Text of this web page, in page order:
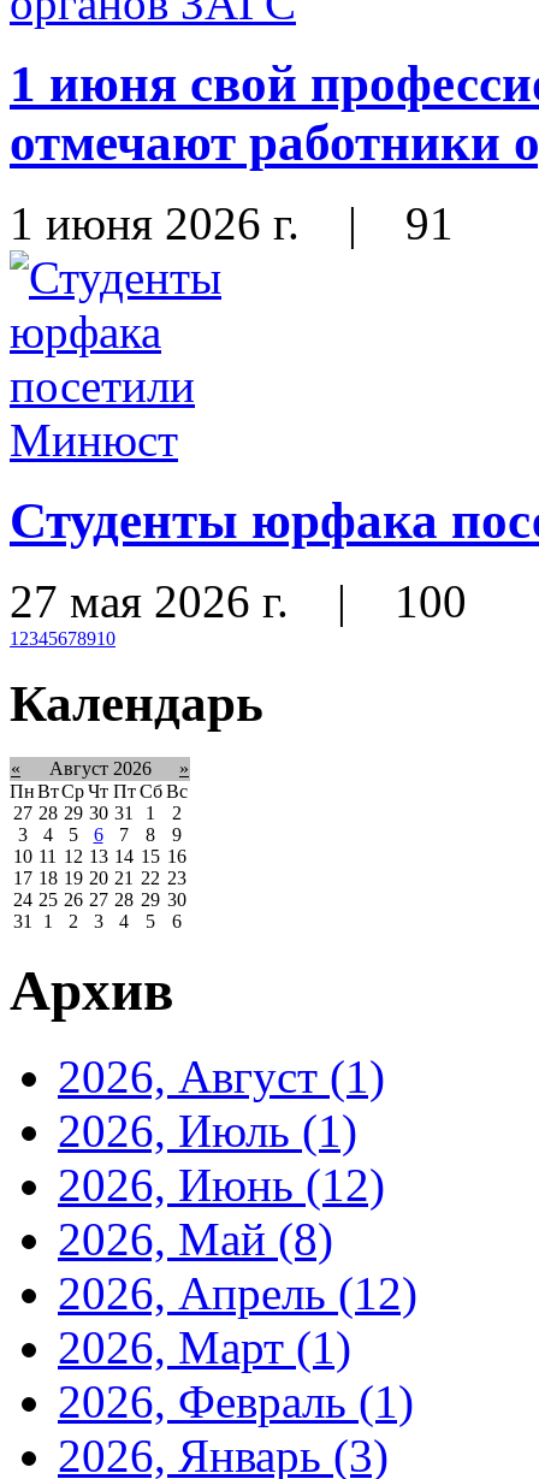
1 июня свой
отмечают работники
1 июня 2026 г. | 91
Студенты юрфака
27 мая 2026 г. | 100
1 2345678910
Календарь
« Август 2026
»
ПнВтСрЧт Пт Сб Вс
27 28 29 30 31 1
2
3
4 5 6 7 8
9
10 11 12 13 14 15 16
17 18 19 20 21 22 23
24 25 26 27 28 29 30
31
1 2 3 4 5 6
Архив
2026, Август (1)
2026, Июль (1)
2026, Июнь (12)
2026, Май (8)
2026, Апрель (12)
2026, Март (1)
2026, Февраль (1)
2026, Январь (3)